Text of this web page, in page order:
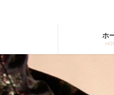
ツ
に
移
動
シ
ョ
ン
に
ホ